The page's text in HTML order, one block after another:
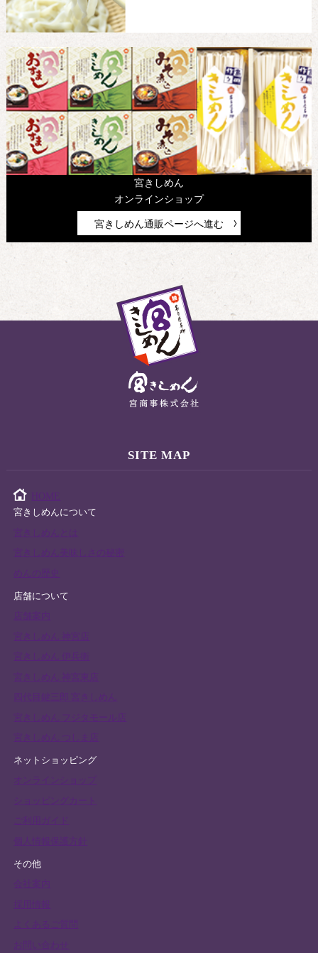
宮きしめん
オンラインショップ
宮きしめん通販ページへ進む
SITE MAP
HOME
宮きしめんについて
宮きしめん美味しさの秘密
めんの歴史
店舗について
宮きしめん 神宮店
宮きしめん 神宮東店
宮きしめん フジタモール店
ネットショッピング
個人情報保護方針
その他
採用情報
よくあるご質問